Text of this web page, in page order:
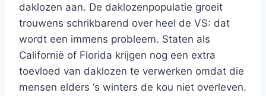
daklozen aan. De daklozenpopulatie groeit
trouwens schrikbarend over heel de VS: dat
wordt een immens probleem. Staten als
Californië of Florida krijgen nog een extra
toevloed van daklozen te verwerken omdat die
mensen elders ‘s winters de kou niet overleven.